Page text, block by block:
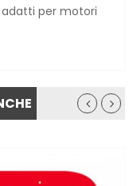
per motori